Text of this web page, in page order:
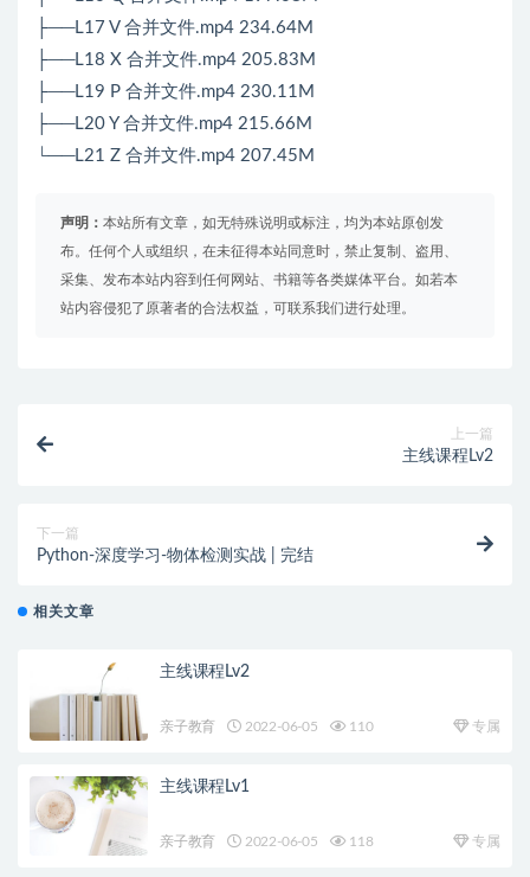
├──L17 V 合并文件.mp4 234.64M
├──L18 X 合并文件.mp4 205.83M
├──L19 P 合并文件.mp4 230.11M
├──L20 Y 合并文件.mp4 215.66M
└──L21 Z 合并文件.mp4 207.45M
声明： 本站所有文章，如无特殊说明或标注，均为本站原创发
布。任何个人或组织，在未征得本站同意时，禁止复制、盗用、
采集、发布本站内容到任何网站、书籍等各类媒体平台。如若本
站内容侵犯了原著者的合法权益，可联系我们进行处理。
上一篇
主线课程Lv2
下一篇
Python-深度学习-物体检测实战 | 完结
相关文章
主线课程Lv2
亲子教育 2022-06-05 110 专属
主线课程Lv1
亲子教育 2022-06-05 118 专属